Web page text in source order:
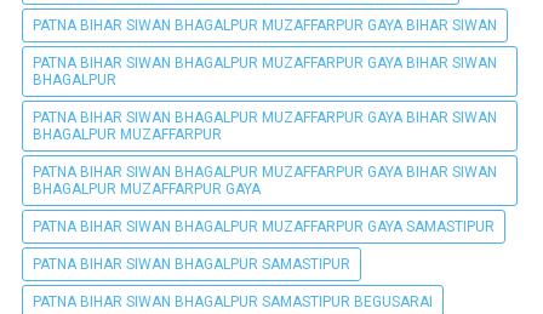
PATNA BIHAR SIWAN BHAGALPUR MUZAFFARPUR GAYA BIHAR SIWAN
PATNA BIHAR SIWAN BHAGALPUR MUZAFFARPUR GAYA BIHAR SIWAN
BHAGALPUR
PATNA BIHAR SIWAN BHAGALPUR MUZAFFARPUR GAYA BIHAR SIWAN
BHAGALPUR MUZAFFARPUR
PATNA BIHAR SIWAN BHAGALPUR MUZAFFARPUR GAYA BIHAR SIWAN
BHAGALPUR MUZAFFARPUR GAYA
PATNA BIHAR SIWAN BHAGALPUR MUZAFFARPUR GAYA SAMASTIPUR
PATNA BIHAR SIWAN BHAGALPUR SAMASTIPUR
PATNA BIHAR SIWAN BHAGALPUR SAMASTIPUR BEGUSARAI